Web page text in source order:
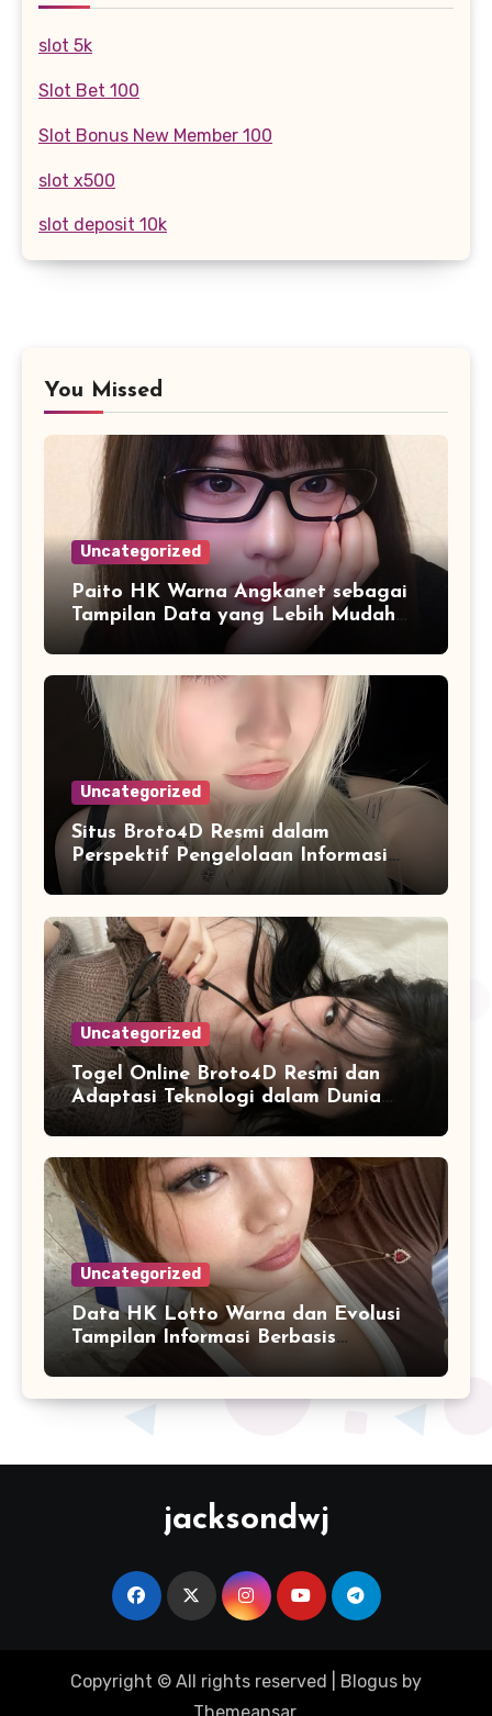
slot 5k
Slot Bet 100
Slot Bonus New Member 100
slot x500
slot deposit 10k
You Missed
Uncategorized
Paito HK Warna Angkanet sebagai
Tampilan Data yang Lebih Mudah
Dipahami dan Dianalisis
Uncategorized
Situs Broto4D Resmi dalam
Perspektif Pengelolaan Informasi
dan Penyajian Data Harian
Uncategorized
Togel Online Broto4D Resmi dan
Adaptasi Teknologi dalam Dunia
Permainan
Uncategorized
Data HK Lotto Warna dan Evolusi
Tampilan Informasi Berbasis
Visualisasi Digital
jacksondwj
Copyright © All rights reserved Blogus by
Themeansar.